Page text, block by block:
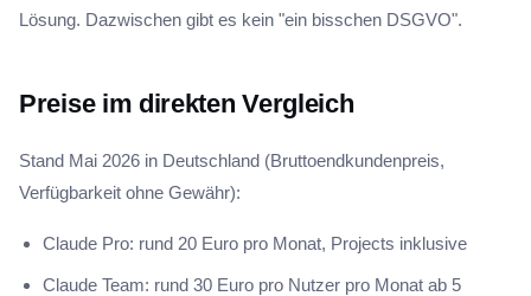
Lösung. Dazwischen gibt es kein "ein bisschen DSGVO".
Preise im direkten Vergleich
Stand Mai 2026 in Deutschland (Bruttoendkundenpreis,
Verfügbarkeit ohne Gewähr):
Claude Pro: rund 20 Euro pro Monat, Projects inklusive
Claude Team: rund 30 Euro pro Nutzer pro Monat ab 5